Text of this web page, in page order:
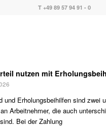
T +49 89 57 94 91 - 0
nutzen mit
und Erholungsbeihilfen sind zwei
Arbeitnehmer, die auch
Bei der Zahlung